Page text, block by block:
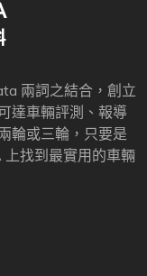
兩詞之結合，創立
達車輛評測、報導
輪或三輪，只要是
找到最實用的車輛